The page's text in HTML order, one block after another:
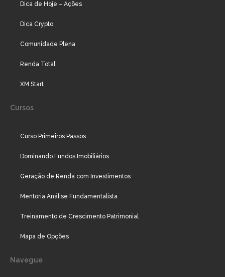
Dica de Hoje – Ações
Dica Crypto
Comunidade Plena
Renda Total
XM Start
Cursos
Curso Primeiros Passos
Dominando Fundos Imobiliários
Geração de Renda com Investimentos
Mentoria Análise Fundamentalista
Treinamento de Crescimento Patrimonial
Mapa de Opções
Navegue